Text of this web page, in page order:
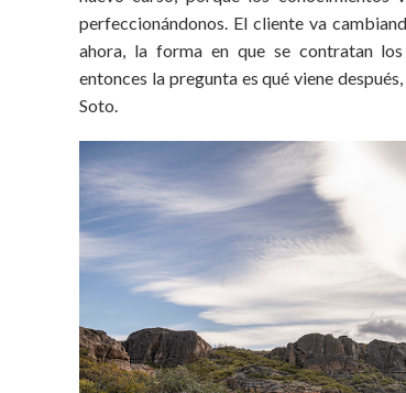
perfeccionándonos. El cliente va
ahora, la forma en que se contratan
entonces la pregunta es qué viene
Soto.